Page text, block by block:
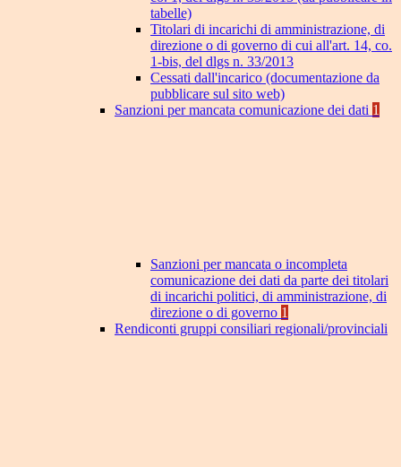
tabelle)
Titolari di incarichi di amministrazione, di
direzione o di governo di cui all'art. 14, co.
1-bis, del dlgs n. 33/2013
Cessati dall'incarico (documentazione da
pubblicare sul sito web)
Sanzioni per mancata comunicazione dei dati 1
Sanzioni per mancata o incompleta
comunicazione dei dati da parte dei titolari
di incarichi politici, di amministrazione, di
direzione o di governo 1
Rendiconti gruppi consiliari regionali/provinciali